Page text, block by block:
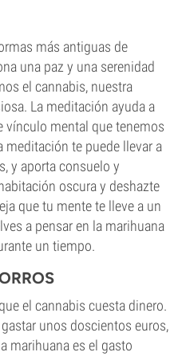
más antiguas de
una paz y una serenidad
el cannabis, nuestra
La meditación ayuda a
vínculo mental que tenemos
meditación te puede llevar a
y aporta consuelo y
oscura y deshazte
que tu mente te lleve a un
a pensar en la marihuana
un tiempo.
el cannabis cuesta dinero.
unos doscientos euros,
marihuana es el gasto